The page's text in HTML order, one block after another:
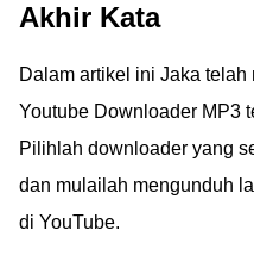
Akhir Kata
Dalam artikel ini Jaka
Youtube Downloader MP3
Pilihlah downloader yang
dan mulailah mengunduh
di YouTube.